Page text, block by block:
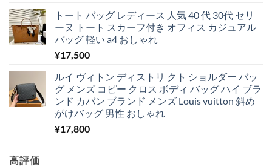
トート バッグ レディース 人気 40 代 30代 セリ
ーヌ トート スカーフ付き オフィス カジュアル
バッグ 軽い a4 おしゃれ
¥17,500
ルイ ヴィトン ディストリ クト ショルダー バッ
グ メンズ コピー クロス ボディ バッグ ハイ ブラ
ンド カバン ブランド メンズ Louis vuitton 斜め
がけバッグ 男性 おしゃれ
¥17,800
高評価